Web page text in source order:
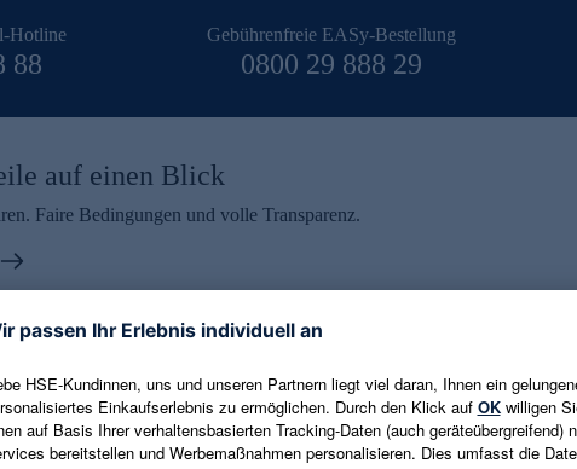
Hotline
88
Gebührenfreie EASy-Bestellung
0800 29 888 29
auf einen Blick
Faire Bedingungen und volle Transparenz.
erhalten
abonnieren und aktuelle Trends,
erhalten. Als Dankeschön
Eine Abmeldung ist jederzeit in
E-Mail-Adresse eingeben